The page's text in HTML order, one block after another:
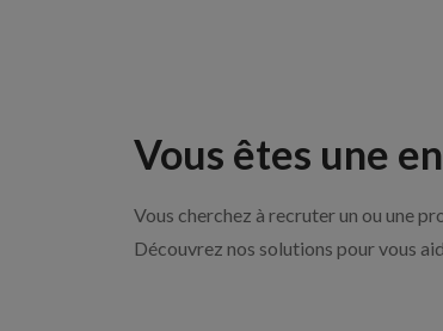
Vous êtes une
Vous cherchez à recruter un ou une
Découvrez nos solutions pour vous